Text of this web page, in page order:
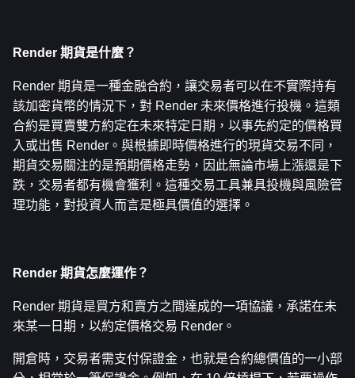
Render 期貨是什麼？
Render 期貨是一種金融合約，讓交易者可以在不實際持有
該加密貨幣的情況下，對 Render 未來價格進行投機。這類
合約是買賣雙方約定在未來特定日期，以事先約定的價格買
入或出售 Render。與根據即時價格進行的現貨交易不同，
期貨交易關注的是預期價格走勢，因此無論市場上漲還是下
跌，交易者都有機會獲利。這種交易工具兼具投機與風險管
理功能，對投資人而言是極具價值的選擇。
Render 期貨怎麼運作？
Render 期貨是買方和賣方之間達成的一項協議，承諾在未
來某一日期，以約定價格交易 Render。
開倉時，交易者需支付保證金，也就是合約總價值的一小部